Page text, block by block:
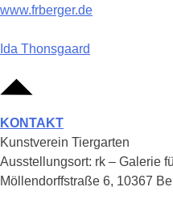
www.frberger.de
Beitragsnavigation
Ida Thonsgaard
KONTAKT
Kunstverein Tiergarten
Ausstellungsort: rk – Galerie
Möllendorffstraße 6, 10367